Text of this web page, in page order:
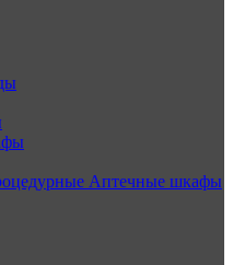
Аптечные шкафы